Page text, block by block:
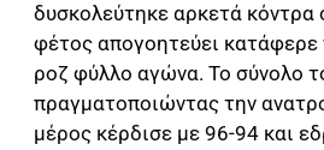
δυσκολεύτηκε αρκετά κόντρα
φέτος απογοητεύει κατάφερε
ροζ φύλλο αγώνα. Το σύνολο
πραγματοποιώντας την
μέρος κέρδισε με 96-94 και